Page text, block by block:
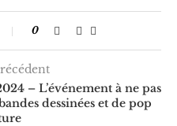
0
– L’événement à ne pas
dessinées et de pop